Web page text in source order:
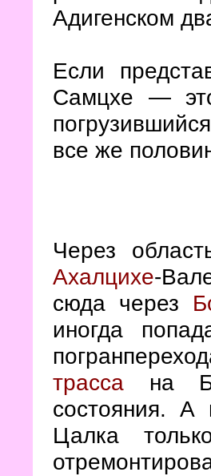
Адигенском
Если
Самцхе —
все же
Через
Ахалцихе-
сюда через
иногда
трасса на
состояния. А
Цалка